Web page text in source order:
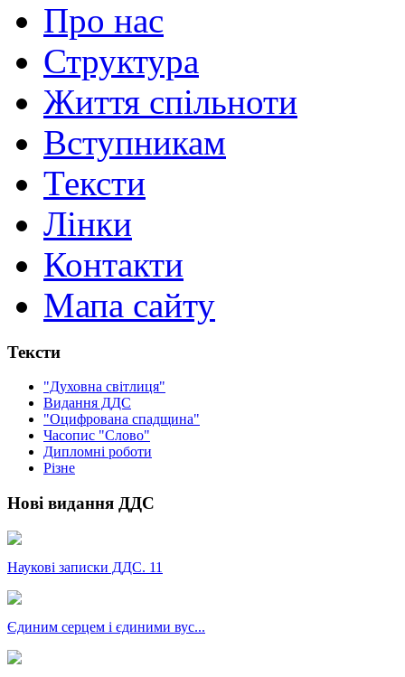
Про нас
Структура
Життя спільноти
Вступникам
Тексти
Лінки
Контакти
Мапа сайту
Тексти
"Духовна світлиця"
Видання ДДС
"Оцифрована спадщина"
Часопис "Слово"
Дипломні роботи
Різне
Нові видання ДДС
Наукові записки ДДС. 11
Єдиним серцем і єдиними вус...